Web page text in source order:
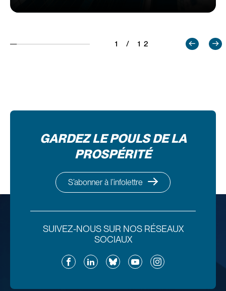
1 / 12
GARDEZ LE POULS DE LA
PROSPÉRITÉ
S’abonner à l’infolettre
SUIVEZ-NOUS SUR NOS RÉSEAUX
SOCIAUX
FacebookLinkedInBlueskyYouTubeInstagram